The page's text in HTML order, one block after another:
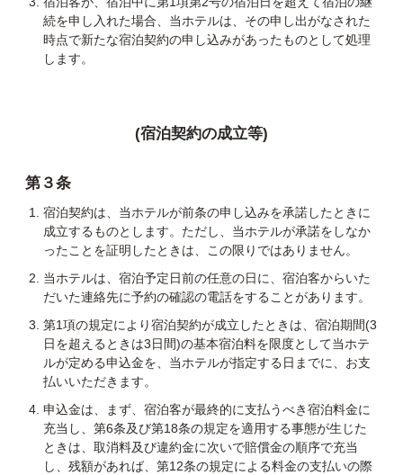
続を申し入れた場合、当ホテルは、その申し出がなされた
時点で新たな宿泊契約の申し込みがあったものとして処理
します。
(宿泊契約の成立等)
第３条
宿泊契約は、当ホテルが前条の申し込みを承諾したときに
成立するものとします。ただし、当ホテルが承諾をしなか
ったことを証明したときは、この限りではありません。
当ホテルは、宿泊予定日前の任意の日に、宿泊客からいた
だいた連絡先に予約の確認の電話をすることがあります。
第1項の規定により宿泊契約が成立したときは、宿泊期間(3
日を超えるときは3日間)の基本宿泊料を限度として当ホテ
ルが定める申込金を、当ホテルが指定する日までに、お支
払いいただきます。
申込金は、まず、宿泊客が最終的に支払うべき宿泊料金に
充当し、第6条及び第18条の規定を適用する事態が生じた
ときは、取消料及び違約金に次いで賠償金の順序で充当
し、残額があれば、第12条の規定による料金の支払いの際